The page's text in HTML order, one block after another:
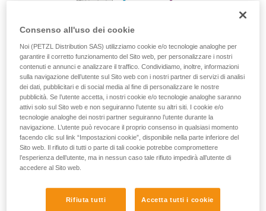
Consenso all'uso dei cookie
Noi (PETZL Distribution SAS) utilizziamo cookie e/o tecnologie analoghe per
garantire il corretto funzionamento del Sito web, per personalizzare i nostri
contenuti e annunci e analizzare il traffico. Condividiamo, inoltre, informazioni
sulla navigazione dell’utente sul Sito web con i nostri partner di servizi di analisi
dei dati, pubblicitari e di social media al fine di personalizzare le nostre
pubblicità. Se l’utente accetta, i nostri cookie e/o tecnologie analoghe saranno
attivi solo sul Sito web e non seguiranno l’utente su altri siti. I cookie e/o
tecnologie analoghe dei nostri partner seguiranno l’utente durante la
navigazione. L’utente può revocare il proprio consenso in qualsiasi momento
facendo clic sul link “Impostazioni cookie”, disponibile nella parte inferiore del
Sito web. Il rifiuto di tutti o parte di tali cookie potrebbe compromettere
l’esperienza dell’utente, ma in nessun caso tale rifiuto impedirà all’utente di
accedere al Sito web.
Rifiuta tutti Accetta tutti i cookie